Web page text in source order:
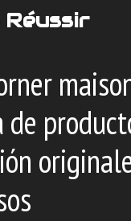
Réussir